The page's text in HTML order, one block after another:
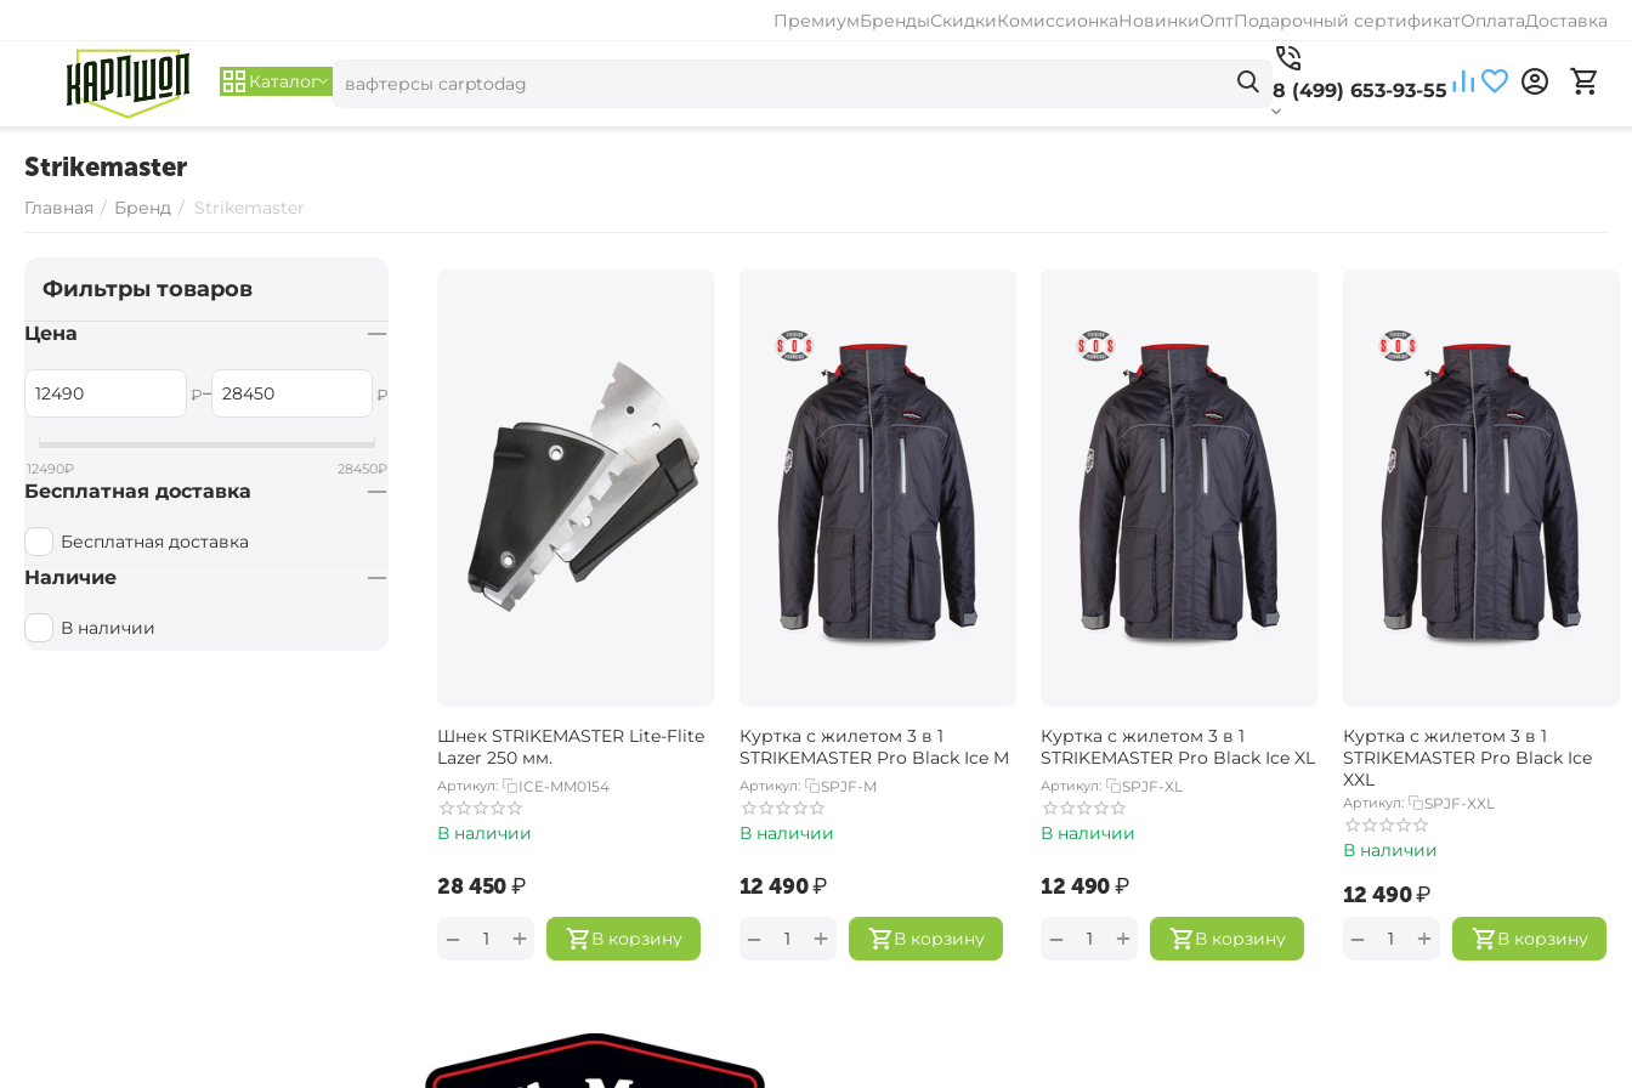
ПремиумБрендыСкидкиКомиссионкаНовинкиОптПодарочный сертификатОплатаДоставка
Каталог 8 (499) 653-93-55
Strikemaster
Главная / Бренд / Strikemaster
Шнек STRIKEMASTER Lite-Flite
Lazer 250 мм.
Артикул: ICE-MM0154
В наличии
‍28 450‍₽
В корзину
+
−
Куртка с жилетом 3 в 1
STRIKEMASTER Pro Black Ice M
Артикул: SPJF-M
В наличии
‍12 490‍₽
В корзину
+
−
Куртка с жилетом 3 в 1
STRIKEMASTER Pro Black Ice XL
Артикул: SPJF-XL
В наличии
‍12 490‍₽
В корзину
+
−
Куртка с жилетом 3 в 1
STRIKEMASTER Pro Black Ice
XXL
Артикул: SPJF-XXL
В наличии
‍12 490‍₽
В корзину
+
−
Фильтры товаров
Цена
₽– ₽
12490₽ 28450₽
Бесплатная доставка
Бесплатная доставка
Наличие
В наличии